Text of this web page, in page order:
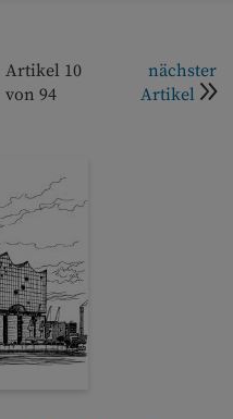
Artikel 10
von 94
nächster
Artikel